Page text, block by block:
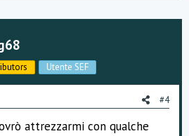
Utente SEF
#4
attrezzarmi con qualche